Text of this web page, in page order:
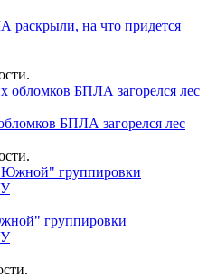
на что придется
БПЛА загорелся лес
группировки